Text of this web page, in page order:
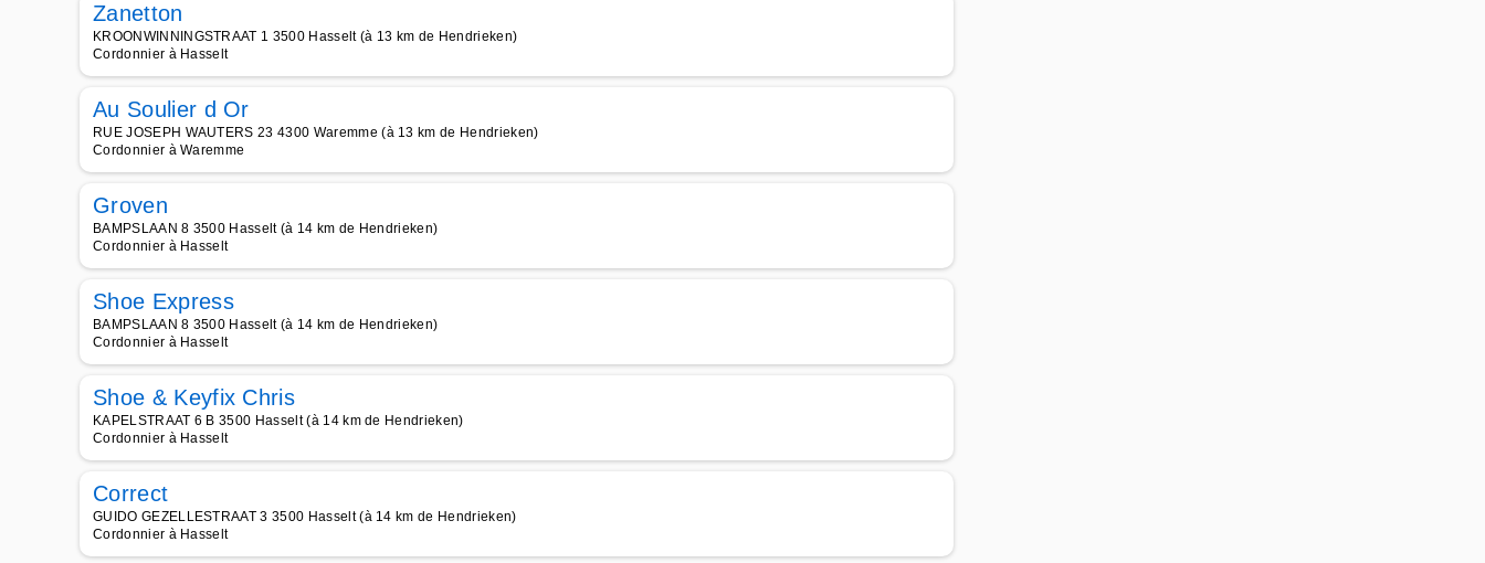
Zanetton
KROONWINNINGSTRAAT 1 3500 Hasselt (à 13 km de Hendrieken)
Cordonnier à Hasselt
Au Soulier d Or
RUE JOSEPH WAUTERS 23 4300 Waremme (à 13 km de Hendrieken)
Cordonnier à Waremme
Groven
BAMPSLAAN 8 3500 Hasselt (à 14 km de Hendrieken)
Cordonnier à Hasselt
Shoe Express
BAMPSLAAN 8 3500 Hasselt (à 14 km de Hendrieken)
Cordonnier à Hasselt
Shoe & Keyfix Chris
KAPELSTRAAT 6 B 3500 Hasselt (à 14 km de Hendrieken)
Cordonnier à Hasselt
Correct
GUIDO GEZELLESTRAAT 3 3500 Hasselt (à 14 km de Hendrieken)
Cordonnier à Hasselt